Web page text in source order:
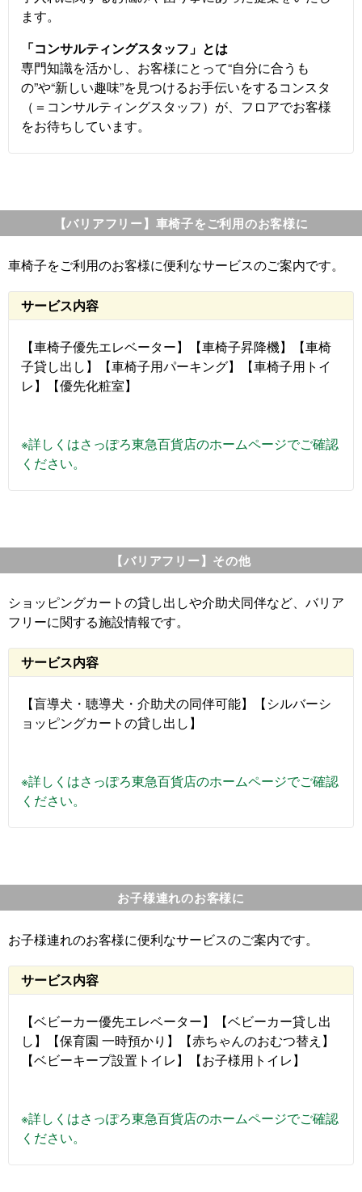
ます。
「コンサルティングスタッフ」とは
専門知識を活かし、お客様にとって“自分に合うも
の”や“新しい趣味”を見つけるお手伝いをするコンスタ
（＝コンサルティングスタッフ）が、フロアでお客様
をお待ちしています。
【バリアフリー】車椅子をご利用のお客様に
車椅子をご利用のお客様に便利なサービスのご案内です。
サービス内容
【車椅子優先エレベーター】【車椅子昇降機】【車椅
子貸し出し】【車椅子用パーキング】【車椅子用トイ
レ】【優先化粧室】
※詳しくはさっぽろ東急百貨店のホームページでご確認
ください。
【バリアフリー】その他
ショッピングカートの貸し出しや介助犬同伴など、バリア
フリーに関する施設情報です。
サービス内容
【盲導犬・聴導犬・介助犬の同伴可能】【シルバーシ
ョッピングカートの貸し出し】
※詳しくはさっぽろ東急百貨店のホームページでご確認
ください。
お子様連れのお客様に
お子様連れのお客様に便利なサービスのご案内です。
サービス内容
【ベビーカー優先エレベーター】【ベビーカー貸し出
し】【保育園 一時預かり】【赤ちゃんのおむつ替え】
【ベビーキープ設置トイレ】【お子様用トイレ】
※詳しくはさっぽろ東急百貨店のホームページでご確認
ください。